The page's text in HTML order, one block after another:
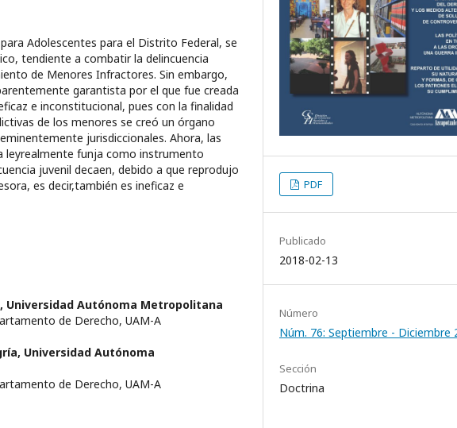
Adolescentes para el Distrito Federal, se
tendiente a combatir la delincuencia
de Menores Infractores. Sin embargo,
garantista por el que fue creada
e inconstitucional, pues con la finalidad
de los menores se creó un órgano
jurisdiccionales. Ahora, las
leyrealmente funja como instrumento
juvenil decaen, debido a que reprodujo
es decir,también es ineficaz e
Universidad Autónoma Metropolitana
de Derecho, UAM-A
Universidad Autónoma
de Derecho, UAM-A
PDF
Publicado
2018-02-13
Número
Núm. 76: Septiembre - Diciembre
Sección
Doctrina